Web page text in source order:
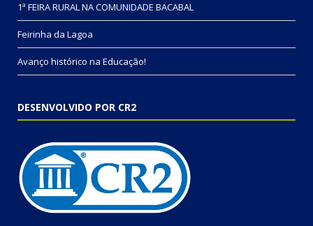
1ª FEIRA RURAL NA COMUNIDADE BACABAL
Feirinha da Lagoa
Avanço histórico na Educação!
DESENVOLVIDO POR CR2